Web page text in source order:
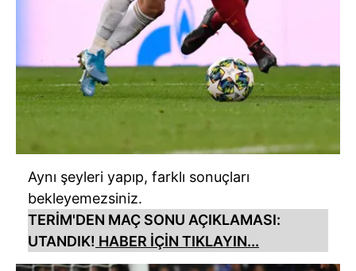
Aynı şeyleri yapıp, farklı sonuçları
bekleyemezsiniz.
TERİM'DEN MAÇ SONU AÇIKLAMASI:
UTANDIK! HABER İÇİN TIKLAYIN...